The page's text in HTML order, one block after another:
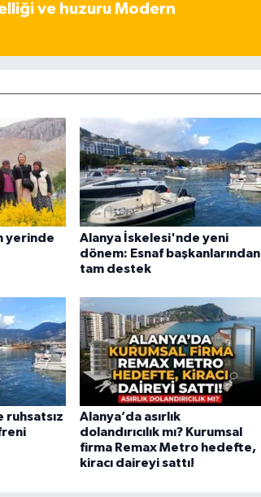
ve huzuru Modern
yerinde
Alanya İskelesi'nde yeni
dönem: Esnaf başkanlarından
tam destek
ruhsatsız
Alanya’da asırlık
dolandırıcılık mı? Kurumsal
firma Remax Metro hedefte,
kiracı daireyi sattı!